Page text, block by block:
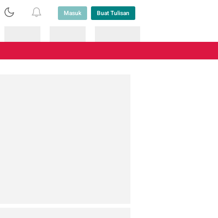
Masuk Buat Tulisan